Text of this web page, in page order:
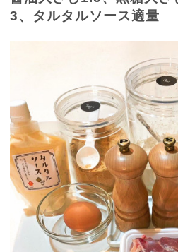
3、タルタルソース適量